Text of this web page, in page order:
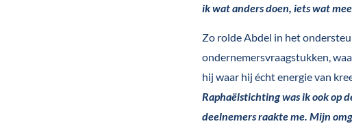
ik wat anders doen, iets wat
Zo rolde Abdel in het
ondernemersvraagstukken,
hij waar hij écht energie van
Raphaëlstichting was ik ook op
deelnemers raakte me. Mijn